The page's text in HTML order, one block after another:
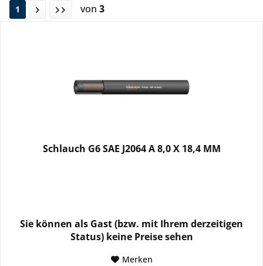
1 von 3
Schlauch G6 SAE J2064 A 8,0 X 18,4 MM
Sie können als Gast (bzw. mit Ihrem derzeitigen
Status) keine Preise sehen
Merken